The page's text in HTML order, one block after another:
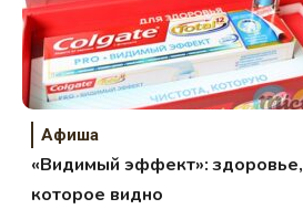
Афиша
«Видимый эффект»: здоровье,
которое видно